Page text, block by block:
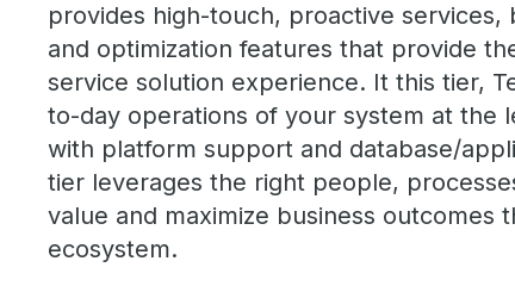
provides high-touch, proactive
and optimization features that provide
service solution experience. It this tier,
to-day operations of your system at the
with platform support and database/
tier leverages the right people,
value and maximize business outcomes
ecosystem.